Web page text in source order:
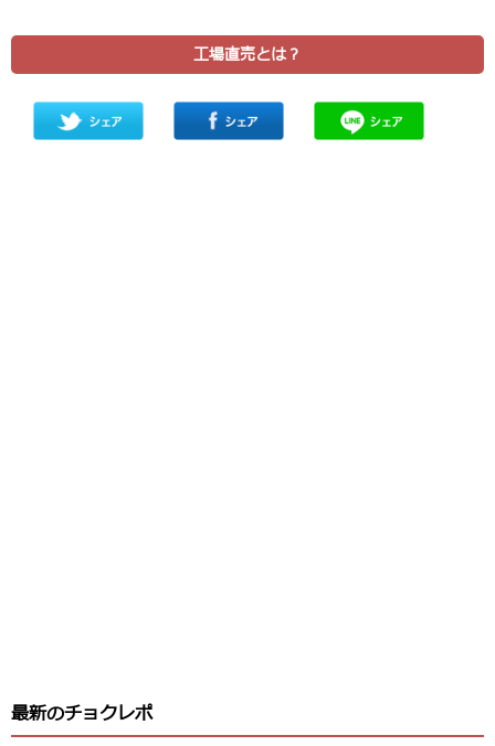
工場直売とは？
最新のチョクレポ